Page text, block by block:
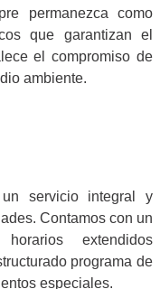
permanezca como
que garantizan el
el compromiso de
ambiente.
servicio integral y
Contamos con un
extendidos
programa de
especiales.